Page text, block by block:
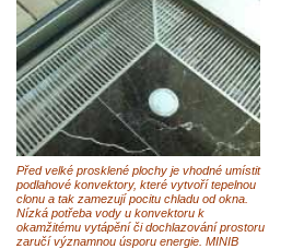
Před velké prosklené plochy je vhodné umístit
podlahové konvektory, které vytvoří tepelnou
clonu a tak zamezují pocitu chladu od okna.
Nízká potřeba vody u konvektoru k
okamžitému vytápění či dochlazování prostoru
zaručí významnou úsporu energie. MINIB